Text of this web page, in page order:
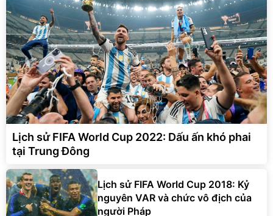
Lịch sử FIFA World Cup 2022: Dấu ấn khó phai
tại Trung Đông
Lịch sử FIFA World Cup 2018: Kỷ
nguyên VAR và chức vô địch của
người Pháp